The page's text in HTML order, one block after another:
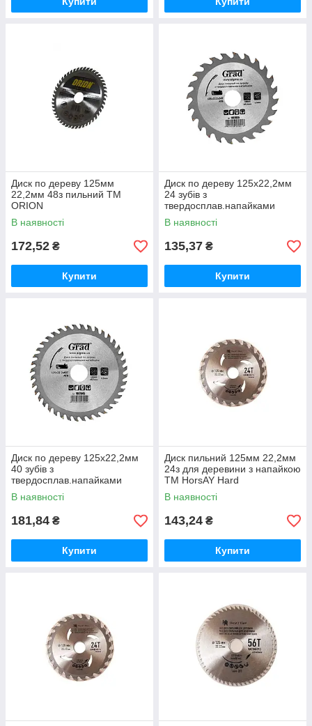
Диск по дереву 125мм
22,2мм 48з пильний ТМ
ORION
В наявності
172,52 ₴
Купити
Диск по дереву 125х22,2мм
24 зубів з
твердосплав.напайками
1957025 ТМ Grad
В наявності
135,37 ₴
Купити
Диск по дереву 125х22,2мм
40 зубів з
твердосплав.напайками
1957045 ТМ GRAD
В наявності
181,84 ₴
Купити
Диск пильний 125мм 22,2мм
24з для деревини з напайкою
ТМ HorsAY Hard
В наявності
143,24 ₴
Купити